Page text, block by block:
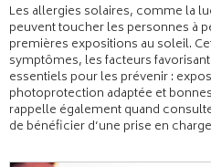
Les allergies solaires, comme la
peuvent toucher les personnes à
premières expositions au soleil.
symptômes, les facteurs
essentiels pour les prévenir :
photoprotection adaptée et
rappelle également quand
de bénéficier d’une prise en